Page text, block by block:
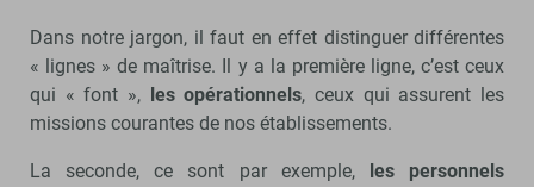
Dans notre jargon, il faut en effet distinguer différentes
« lignes » de maîtrise. Il y a la première ligne, c’est ceux
qui « font », les opérationnels, ceux qui assurent les
missions courantes de nos établissements.
La seconde, ce sont par exemple, les personnels